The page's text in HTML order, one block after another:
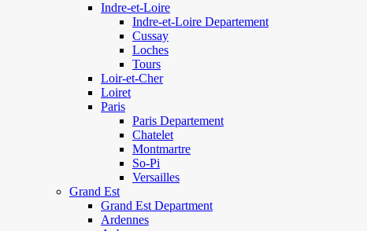
Indre-et-Loire
Indre-et-Loire Departement
Cussay
Loches
Tours
Loir-et-Cher
Loiret
Paris
Paris Departement
Chatelet
Montmartre
So-Pi
Versailles
Grand Est
Grand Est Department
Ardennes